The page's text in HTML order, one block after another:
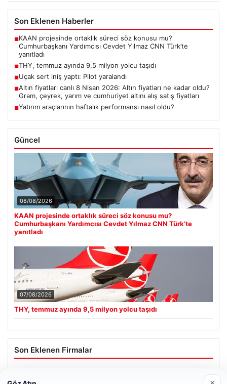
Son Eklenen Haberler
■KAAN projesinde ortaklık süreci söz konusu mu?
Cumhurbaşkanı Yardımcısı Cevdet Yılmaz CNN Türk’te
yanıtladı
■THY, temmuz ayında 9,5 milyon yolcu taşıdı
■Uçak sert iniş yaptı: Pilot yaralandı
■Altın fiyatları canlı 8 Nisan 2026: Altın fiyatları ne kadar oldu?
Gram, çeyrek, yarım ve cumhuriyet altını alış satış fiyatları
■Yatırım araçlarının haftalık performansı nasıl oldu?
Güncel
08/08/2026
KAAN projesinde ortaklık süreci söz konusu mu?
Cumhurbaşkanı Yardımcısı Cevdet Yılmaz CNN Türk’te
yanıtladı
07/08/2026
THY, temmuz ayında 9,5 milyon yolcu taşıdı
Son Eklenen Firmalar